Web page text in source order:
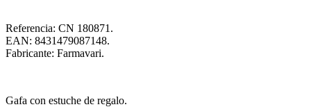
Referencia: CN 180871.
EAN: 8431479087148.
Fabricante: Farmavari.
Gafa con estuche de regalo.